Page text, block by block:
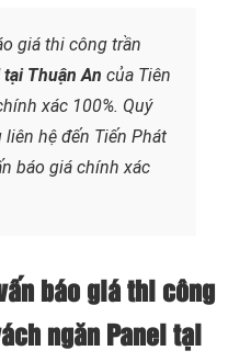
giá thi công trần
Thuận An của Tiên
xác 100%. Quý
hệ đến Tiến Phát
báo giá chính xác
báo giá thi công
ngăn Panel tại